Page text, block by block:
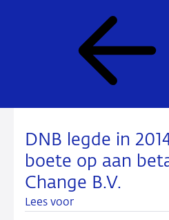
DNB legde in
boete op aan
Change B.V.
Lees voor